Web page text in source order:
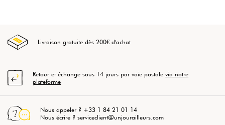
Livraison gratuite dès 200€ d'achat
Retour et échange sous 14 jours par voie postalevia notre
plateforme
Nous appeler ? +33 1 84 21 01 14
Nous écrire ? serviceclient@unjourailleurs.com